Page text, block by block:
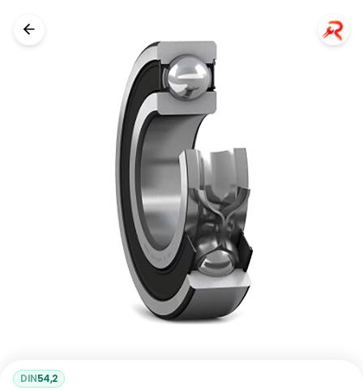
DIN54,2